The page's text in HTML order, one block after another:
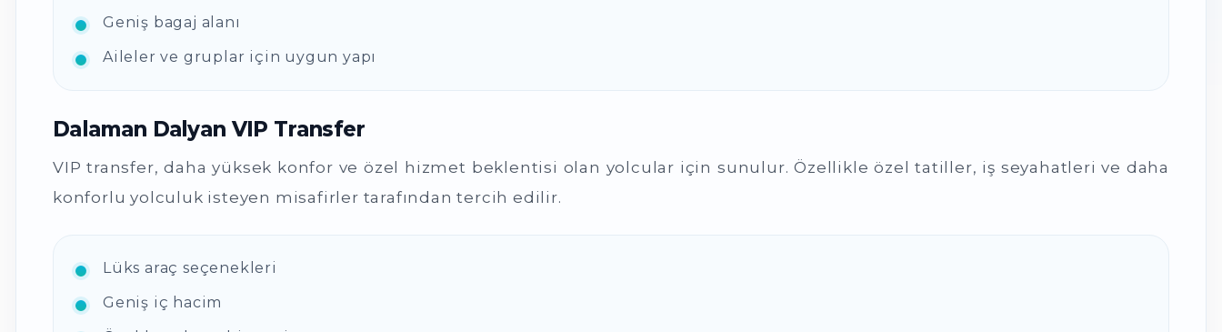
Geniş bagaj alanı
Aileler ve gruplar için uygun yapı
Dalaman Dalyan VIP Transfer
VIP transfer, daha yüksek konfor ve özel hizmet beklentisi olan yolcular için sunulur. Özellikle özel tatiller, iş seyahatleri ve daha
konforlu yolculuk isteyen misafirler tarafından tercih edilir.
Lüks araç seçenekleri
Geniş iç hacim